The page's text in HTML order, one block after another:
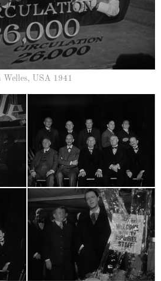
USA 1941